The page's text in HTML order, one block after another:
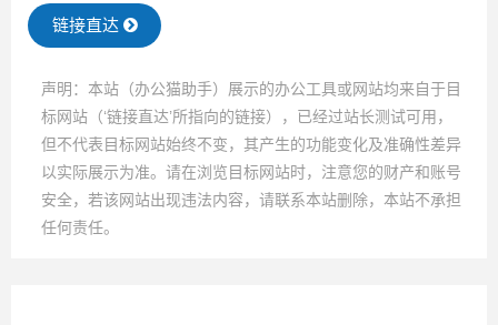
链接直达
声明：本站（办公猫助手）展示的办公工具或网站均来自于目
标网站（‘链接直达’所指向的链接），已经过站长测试可用，
但不代表目标网站始终不变，其产生的功能变化及准确性差异
以实际展示为准。请在浏览目标网站时，注意您的财产和账号
安全，若该网站出现违法内容，请联系本站删除，本站不承担
任何责任。